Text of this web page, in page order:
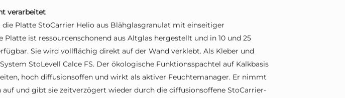
verarbeitet
die Platte StoCarrier Helio aus Blähglasgranulat mit einseitiger
Platte ist ressourcenschonend aus Altglas hergestellt und in 10 und 25
Sie wird vollflächig direkt auf der Wand verklebt. Als Kleber und
StoLevell Calce FS. Der ökologische Funktionsspachtel auf Kalkbasis
hoch diffusionsoffen und wirkt als aktiver Feuchtemanager. Er nimmt
und gibt sie zeitverzögert wieder durch die diffusionsoffene StoCarrier-